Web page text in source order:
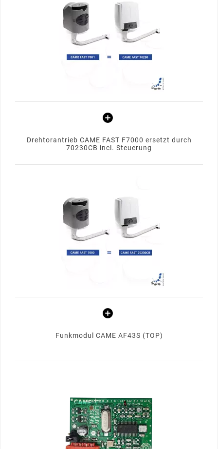
Drehtorantrieb CAME FAST F7000 ersetzt durch
70230CB incl. Steuerung
Funkmodul CAME AF43S (TOP)